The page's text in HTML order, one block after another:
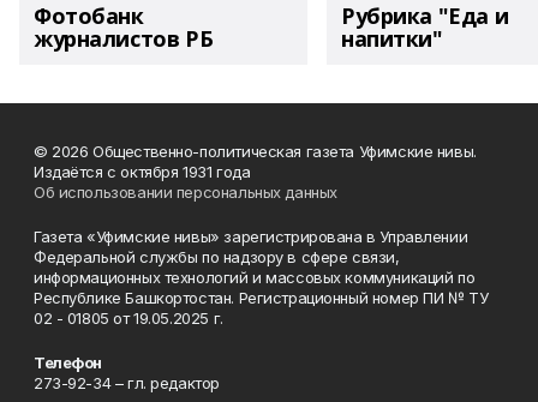
Фотобанк
журналистов РБ
Рубрика "Еда и
напитки"
© 2026 Общественно-политическая газета Уфимские нивы.
Издаётся с октября 1931 года
Об использовании персональных данных
Газета «Уфимские нивы» зарегистрирована в Управлении
Федеральной службы по надзору в сфере связи,
информационных технологий и массовых коммуникаций по
Республике Башкортостан. Регистрационный номер ПИ № ТУ
02 - 01805 от 19.05.2025 г.
Телефон
273-92-34 – гл. редактор